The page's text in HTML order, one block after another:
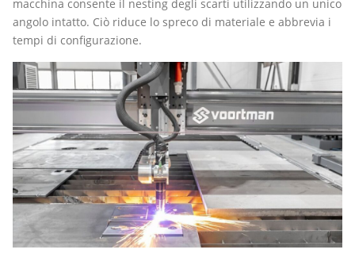
macchina consente il nesting degli scarti utilizzando un unico
angolo intatto. Ciò riduce lo spreco di materiale e abbrevia i
tempi di configurazione.